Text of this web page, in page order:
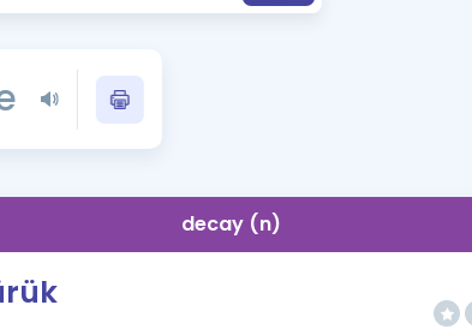
YDS - YÖKDİL Tüm Sınavlarla İlgili Haberler
İngilizce Gramer
decay (n)